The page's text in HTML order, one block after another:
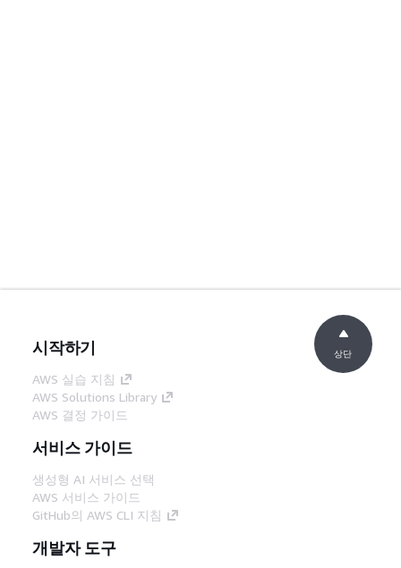
시작하기
AWS 실습 지침
AWS Solutions Library
AWS 결정 가이드
서비스 가이드
생성형 AI 서비스 선택
AWS 서비스 가이드
GitHub의 AWS CLI 지침
개발자 도구
상단